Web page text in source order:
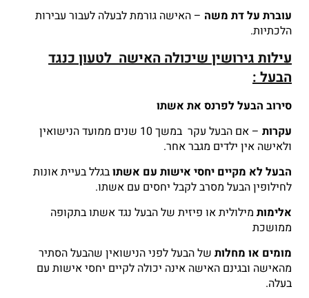
עוברת על דת משה – האישה גורמת לבעלה לעבור עבירות
הלכתיות.
עילות גירושין שיכולה האישה לטעון כנגד
הבעל :
סירוב הבעל לפרנס את אשתו
עקרות
– אם הבעל עקר במשך 10 שנים ממועד הנישואין
ולאישה אין ילדים מגבר אחר.
הבעל לא מקיים יחסי אישות עם אשתובגלל בעיית אונות
לחילופין הבעל מסרב לקבל יחסים עם אשתו.
אלימות מילולית או פיזית של הבעל נגד אשתו בתקופה
ממושכת
מומים או מחלות של הבעל לפני הנישואין שהבעל הסתיר
מהאישה ובגינם האישה אינה יכולה לקיים יחסי אישות עם
בעלה.